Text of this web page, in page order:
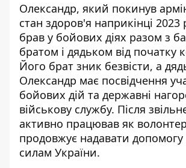
Олександр, який покинув
стан здоров'я наприкінці 2023
брав у бойових діях разом з
братом і дядьком від початку
Його брат зник безвісти, а
Олександр має посвідчення
бойових дій та державні
військову службу. Після
активно працював як волонтер
продовжує надавати допомогу
силам України.